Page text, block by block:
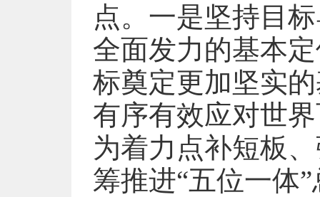
点。一是坚持目
全面发力的基本
标奠定更加坚实
有序有效应对世
为着力点补短板
筹推进“五位一体